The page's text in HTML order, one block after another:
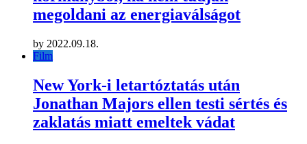
megoldani az energiaválságot
by 2022.09.18.
Film
New York-i letartóztatás után
Jonathan Majors ellen testi sértés és
zaklatás miatt emeltek vádat